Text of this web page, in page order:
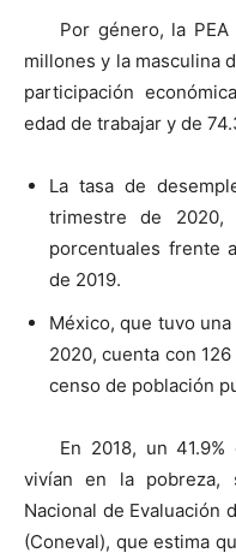
Por género, la
millones y la masculina
participación
edad de trabajar y de
La tasa de
trimestre de 2020,
porcentuales frente
de 2019.
México, que tuvo
2020, cuenta con
censo de población
En 2018, un
vivían en la pobreza,
Nacional de Evaluación
(Coneval), que estima